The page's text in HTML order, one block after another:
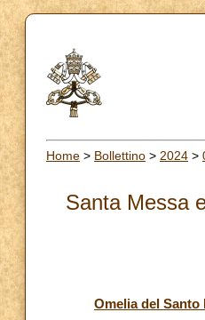
Home > Bollettino > 2024 >
Santa Messa
Omelia del Santo